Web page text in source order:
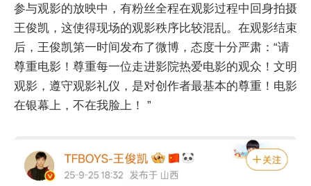
参与观影的放映中，有粉丝全程在观影过程中回身拍摄
王俊凯，这使得现场的观影秩序比较混乱。在观影结束
后，王俊凯第一时间发布了微博，态度十分严肃：“请
尊重电影！尊重每一位走进影院热爱电影的观众！文明
观影，遵守观影礼仪，是对创作者最基本的尊重！电影
在银幕上，不在我脸上！ ”